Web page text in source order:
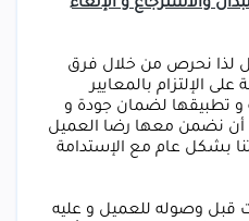
والاسترجاع و الإلغاء
لذا نحرص من خلال فرق
الإلتزام بالمعايير
و تطبيقها لضمان جودة و
أن نضمن معها رضا العميل
بشكل عام مع الإستدامة
قبل وصوله للعميل و عليه